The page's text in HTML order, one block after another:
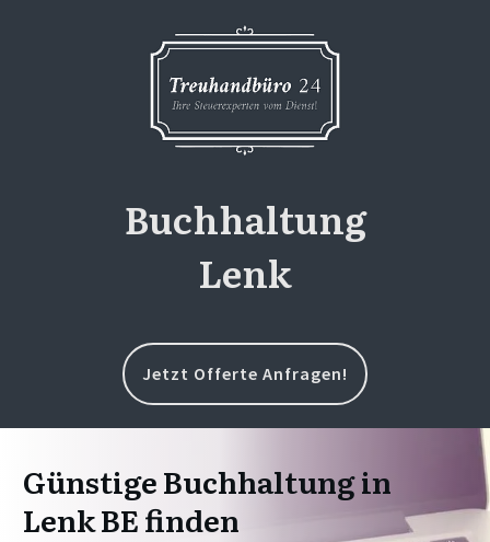
Buchhaltung
Lenk
Jetzt Offerte Anfragen!
Günstige Buchhaltung in
Lenk BE finden